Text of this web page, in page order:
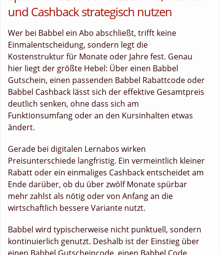
und Cashback strategisch nutzen
Wer bei Babbel ein Abo abschließt, trifft keine
Einmalentscheidung, sondern legt die
Kostenstruktur für Monate oder Jahre fest. Genau
hier liegt der größte Hebel: Über einen Babbel
Gutschein, einen passenden Babbel Rabattcode oder
Babbel Cashback lässt sich der effektive Gesamtpreis
deutlich senken, ohne dass sich am
Funktionsumfang oder an den Kursinhalten etwas
ändert.
Gerade bei digitalen Lernabos wirken
Preisunterschiede langfristig. Ein vermeintlich kleiner
Rabatt oder ein einmaliges Cashback entscheidet am
Ende darüber, ob du über zwölf Monate spürbar
mehr zahlst als nötig oder von Anfang an die
wirtschaftlich bessere Variante nutzt.
Babbel wird typischerweise nicht punktuell, sondern
kontinuierlich genutzt. Deshalb ist der Einstieg über